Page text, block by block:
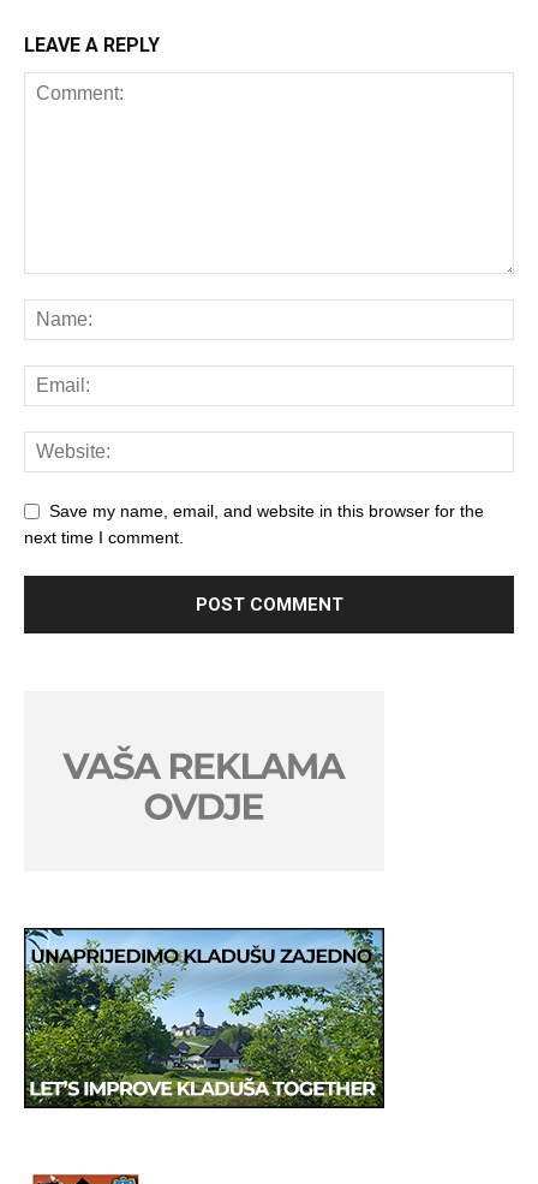
LEAVE A REPLY
Save my name, email, and website in this browser for the
next time I comment.